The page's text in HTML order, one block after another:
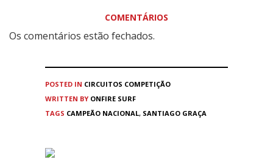
COMENTÁRIOS
Os comentários estão fechados.
POSTED IN CIRCUITOS COMPETIÇÃO
WRITTEN BY ONFIRE SURF
TAGS CAMPEÃO NACIONAL, SANTIAGO GRAÇA